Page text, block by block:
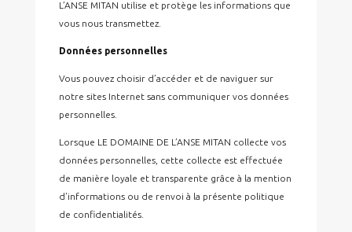
L’ANSE MITAN utilise et protège les informations que
vous nous transmettez.
Données personnelles
Vous pouvez choisir d’accéder et de naviguer sur
notre sites Internet sans communiquer vos données
personnelles.
Lorsque LE DOMAINE DE L’ANSE MITAN collecte vos
données personnelles, cette collecte est effectuée
de manière loyale et transparente grâce à la mention
d’informations ou de renvoi à la présente politique
de confidentialités.